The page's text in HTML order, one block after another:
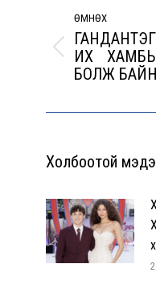
navigation
ӨМНӨХ
Previous
post:
ИХ
БОЛЖ
Холбоотой